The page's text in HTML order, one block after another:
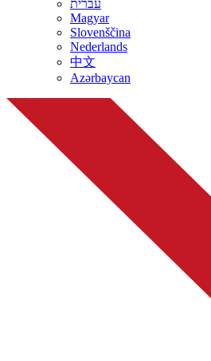
עברית
Magyar
Slovenščina
Nederlands
中文
Azərbaycan